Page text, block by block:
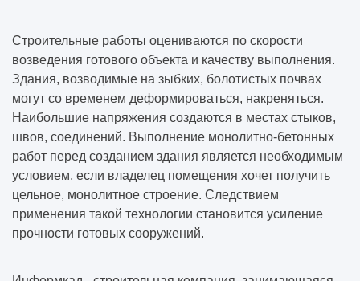
Строительные работы оцениваются по скорости
возведения готового объекта и качеству выполнения.
Здания, возводимые на зыбких, болотистых почвах
могут со временем деформироваться, накреняться.
Наибольшие напряжения создаются в местах стыков,
швов, соединений. Выполнение монолитно-бетонных
работ перед созданием здания является необходимым
условием, если владелец помещения хочет получить
цельное, монолитное строение. Следствием
применения такой технологии становится усиление
прочности готовых сооружений.